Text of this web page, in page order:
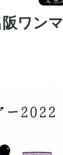
ワンマ